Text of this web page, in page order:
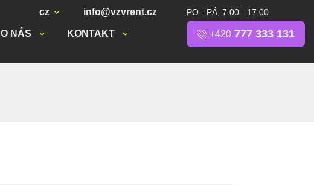
O NÁS KONTAKT
cz info@vzvrent.cz PO - PÁ, 7:00 - 17:00
+420 777 333 131